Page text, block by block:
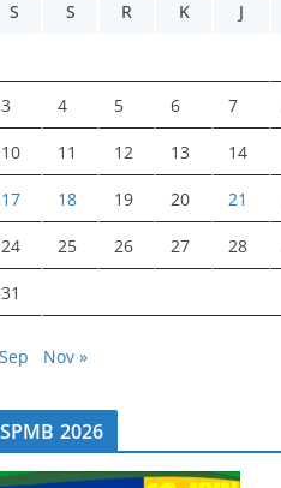
S
S R K J
3 4 5 6 7
10 11 12 13 14
17 18 19 20 21
24 25 26 27 28
31
Nov »
SPMB 2026